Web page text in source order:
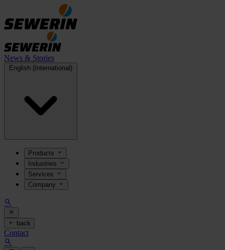
News & Stories
English (International)
Products
Industries
Services
Company
back
Contact